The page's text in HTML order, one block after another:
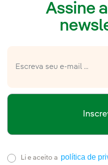
Assine
Li e aceito a política de